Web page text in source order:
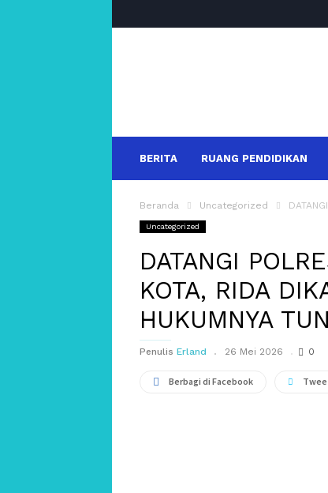
BERITA RUANG PENDIDIKAN
Beranda Uncategorized
Uncategorized
DATANGI
KOTA, RIDA
HUKUMNYA
Penulis Erland 26 Mei 2026 0
Berbagi di Facebook